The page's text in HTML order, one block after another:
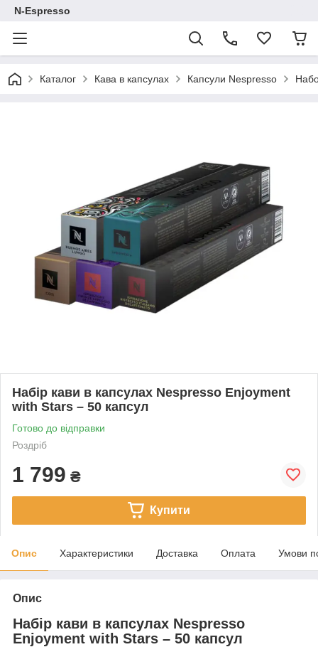
N-Espresso
Каталог Кава в капсулах Капсули Nespresso
Набір кави в капсулах Nespresso Enjoyment
with Stars – 50 капсул
Готово до відправки
Роздріб
1 799 ₴
Купити
Опис Характеристики Доставка Оплата Умови
Опис
Набір кави в капсулах Nespresso
Enjoyment with Stars – 50 капсул